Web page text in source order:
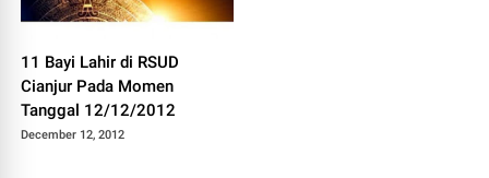
11 Bayi Lahir di RSUD
Cianjur Pada Momen
Tanggal 12/12/2012
December 12, 2012